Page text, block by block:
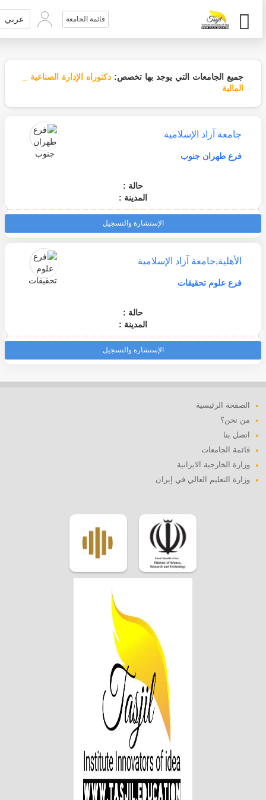
قائمة الجامعة عربي
جميع الجامعات التي يوجد بها تخصص:دكتوراه الإدارة الصناعية _
المالية
جامعة آزاد الإسلامية
فرع طهران جنوب
حالة :
المدينة :
الإستشارة والتسجيل
الأهلية,جامعة آزاد الإسلامية
فرع علوم تحقيقات
حالة :
المدينة :
الإستشارة والتسجيل
الصفحة الرئيسية
من نحن؟
اتصل بنا
قائمة الجامعات
وزارة الخارجية الايرانية
وزارة التعليم العالي في إيران